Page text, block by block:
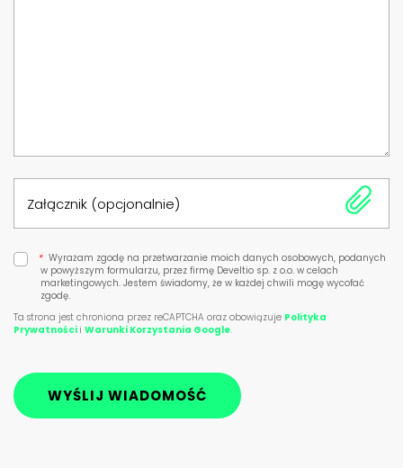
Załącznik (opcjonalnie)
* Wyrażam zgodę na przetwarzanie moich danych osobowych, podanych
w powyższym formularzu, przez firmę Develtio sp. z o.o. w celach
marketingowych. Jestem świadomy, że w każdej chwili mogę wycofać
zgodę.
Ta strona jest chroniona przez reCAPTCHA oraz obowiązuje Polityka
Prywatnościi Warunki Korzystania Google.
WYŚLIJ WIADOMOŚĆ